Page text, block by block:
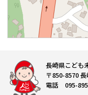
長崎県こども
〒850-8570
電話 095-